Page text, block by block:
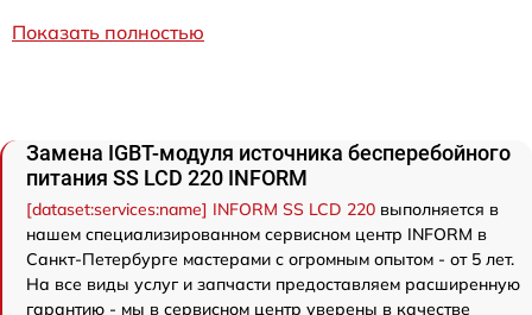
Показать полностью
Замена IGBT-модуля источника бесперебойного
питания SS LCD 220 INFORM
[dataset:services:name] INFORM SS LCD 220 выполняется в
нашем специализированном сервисном центр INFORM в
Санкт-Петербурге мастерами с огромным опытом - от 5 лет.
На все виды услуг и запчасти предоставляем расширенную
гарантию - мы в сервисном центр уверены в качестве